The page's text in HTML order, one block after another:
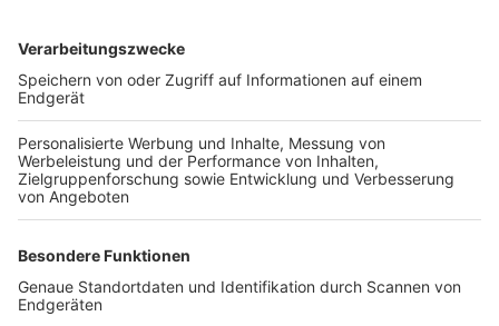
TOP-VEREINE
TOP-PARTNER